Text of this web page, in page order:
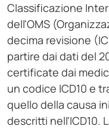
Classificazione
dell'OMS
decima revisione
partire dai dati del
certificate dai
un codice ICD10 e
quello della causa
descritti nell'ICD10.